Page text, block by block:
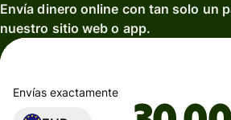
Envía dinero online con tan solo un
nuestro sitio web o app.
Envías exactamente